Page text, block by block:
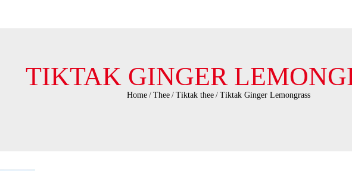
TIKTAK GINGER
Home / Thee / Tiktak thee / Tiktak Ginger Lemongrass